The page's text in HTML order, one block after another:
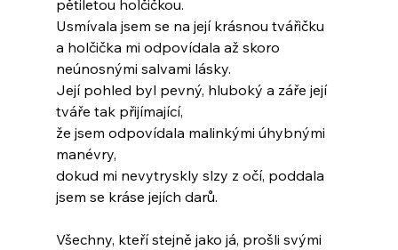
pětiletou holčičkou.
Usmívala jsem se na její krásnou tvářičku
a holčička mi odpovídala až skoro
neúnosnými salvami lásky.
Její pohled byl pevný, hluboký a záře její
tváře tak přijímající,
že jsem odpovídala malinkými úhybnými
manévry,
dokud mi nevytryskly slzy z očí, poddala
jsem se kráse jejích darů.
Všechny, kteří stejně jako já, prošli svými